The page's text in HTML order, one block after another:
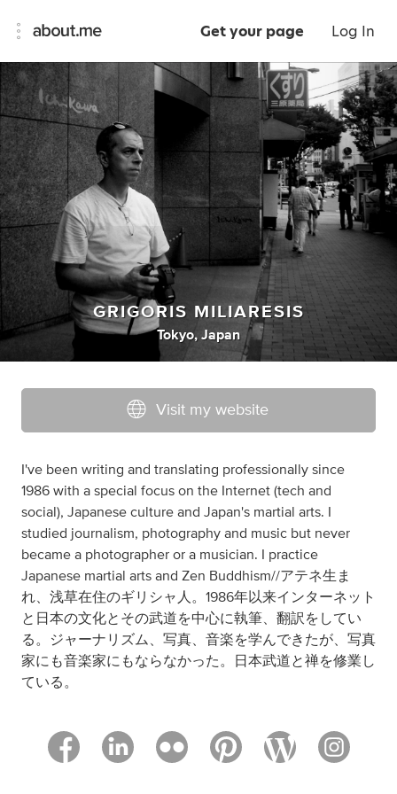
Get your page Log In
GRIGORIS MILIARESIS
Tokyo, Japan
Visit my website
I've been writing and translating professionally since
1986 with a special focus on the Internet (tech and
social), Japanese culture and Japan's martial arts. I
studied journalism, photography and music but never
became a photographer or a musician. I practice
Japanese martial arts and Zen Buddhism//アテネ生ま
れ、浅草在住のギリシャ人。1986年以来インターネット
と日本の文化とその武道を中心に執筆、翻訳をしてい
る。ジャーナリズム、写真、音楽を学んできたが、写真
家にも音楽家にもならなかった。日本武道と禅を修業し
ている。